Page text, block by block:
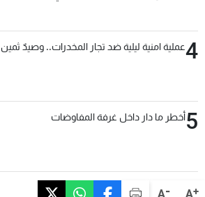
A+
A-
4عملية امنية ليلية ضد تجار المخدرات.. وصيدٌ ثمين
5أخطر ما دار داخل غرفة المفاوضات